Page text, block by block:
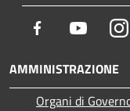
Facebook Youtube
AMMINISTRAZIONE
Organi di